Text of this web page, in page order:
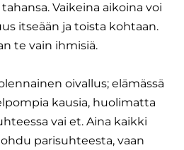
Vaikeina aikoina voi
itseään ja toista kohtaan.
te vain ihmisiä.
oivallus; elämässä
kausia, huolimatta
vai et. Aina kaikki
parisuhteesta, vaan